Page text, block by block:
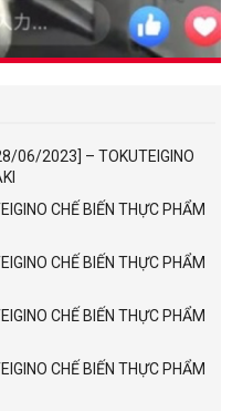
06/2023] – TOKUTEIGINO
CHẾ BIẾN THỰC PHẨM
CHẾ BIẾN THỰC PHẨM
CHẾ BIẾN THỰC PHẨM
CHẾ BIẾN THỰC PHẨM